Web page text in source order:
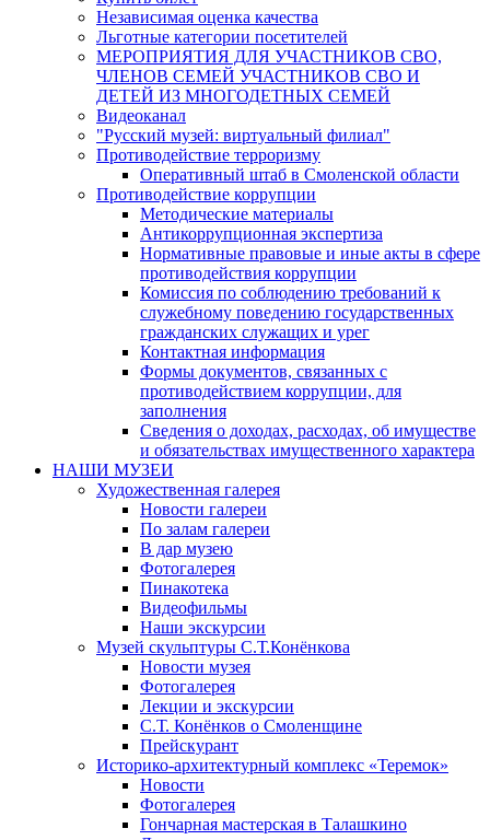
Независимая оценка качества
Льготные категории посетителей
МЕРОПРИЯТИЯ ДЛЯ УЧАСТНИКОВ СВО,
ЧЛЕНОВ СЕМЕЙ УЧАСТНИКОВ СВО И
ДЕТЕЙ ИЗ МНОГОДЕТНЫХ СЕМЕЙ
Видеоканал
"Русский музей: виртуальный филиал"
Противодействие терроризму
Оперативный штаб в Смоленской области
Противодействие коррупции
Методические материалы
Антикоррупционная экспертиза
Нормативные правовые и иные акты в сфере
противодействия коррупции
Комиссия по соблюдению требований к
служебному поведению государственных
гражданских служащих и урег
Контактная информация
Формы документов, связанных с
противодействием коррупции, для
заполнения
Сведения о доходах, расходах, об имуществе
и обязательствах имущественного характера
НАШИ МУЗЕИ
Художественная галерея
Новости галереи
По залам галереи
В дар музею
Фотогалерея
Пинакотека
Видеофильмы
Наши экскурсии
Музей скульптуры С.Т.Конёнкова
Новости музея
Фотогалерея
Лекции и экскурсии
С.Т. Конёнков о Смоленщине
Прейскурант
Историко-архитектурный комплекс «Теремок»
Новости
Фотогалерея
Гончарная мастерская в Талашкино